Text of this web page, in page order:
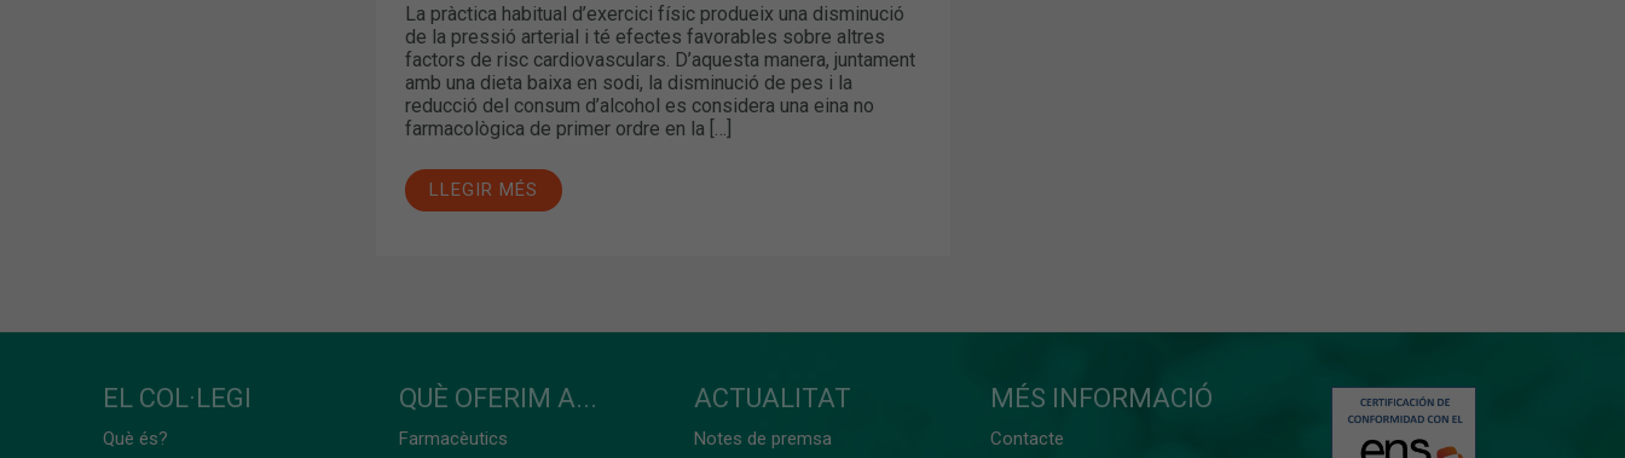
La pràctica habitual d’exercici físic produeix una disminució
de la pressió arterial i té efectes favorables sobre altres
factors de risc cardiovasculars. D’aquesta manera, juntament
amb una dieta baixa en sodi, la disminució de pes i la
reducció del consum d’alcohol es considera una eina no
farmacològica de primer ordre en la […]
LLEGIR MÉS
EL COL·LEGI
Què és?
QUÈ OFERIM A...
Farmacèutics
ACTUALITAT
Notes de premsa
MÉS INFORMACIÓ
Contacte